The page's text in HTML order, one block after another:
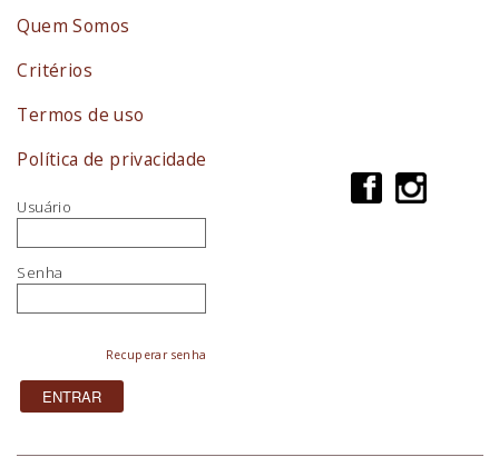
Quem Somos
Critérios
Termos de uso
Política de privacidade
Usuário
Senha
Recuperar senha